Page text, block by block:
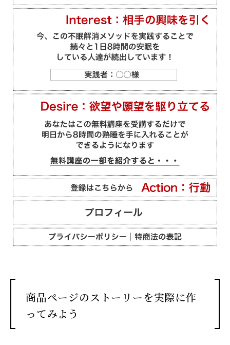
商品ページのストーリーを実際に作
ってみよう